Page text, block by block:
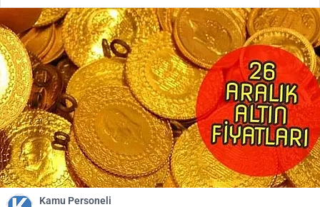
Kamu Personeli